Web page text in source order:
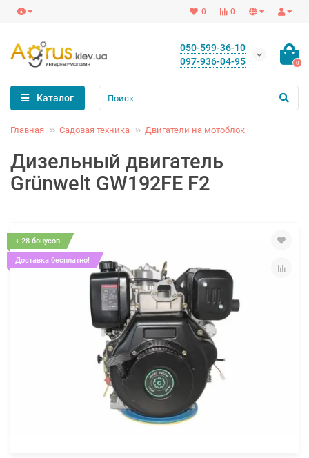
0
0
050-599-36-10
097-936-04-95
0
Каталог
Главная Садовая техника Двигатели на мотоблок
Дизельный двигатель
Grünwelt GW192FE F2
+ 28 бонусов
Доставка бесплатно!